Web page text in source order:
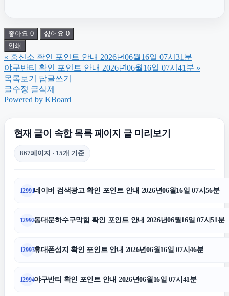
용인형사전문변호사
수원학교폭력변호사
의정부학교폭력변호사
법인 장기렌트
서울음주운전변호사
좋아요 0 싫어요 0
인쇄
« 흥신소 확인 포인트 안내 2026년06월16일 07시31분
야구반티 확인 포인트 안내 2026년06월16일 07시41분 »
목록보기
답글쓰기
글수정 글삭제
Powered by KBoard
현재 글이 속한 목록 페이지 글 미리보기
867페이지 · 15개 기준
12991네이버 검색광고 확인 포인트 안내 2026년06월16일 07시56분
12992동대문하수구막힘 확인 포인트 안내 2026년06월16일 07시51분
12993휴대폰성지 확인 포인트 안내 2026년06월16일 07시46분
12994야구반티 확인 포인트 안내 2026년06월16일 07시41분